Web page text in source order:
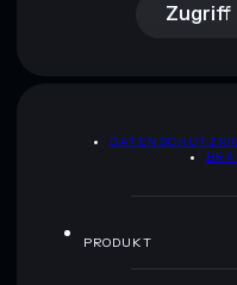
Zugriff
PRODUKT